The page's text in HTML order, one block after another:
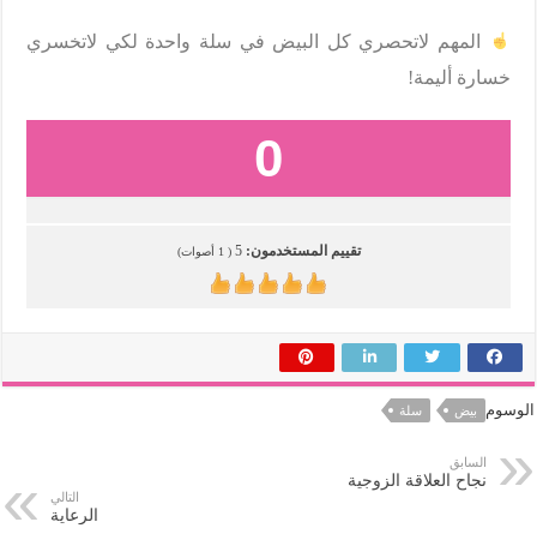
المهم لاتحصري كل البيض في سلة واحدة لكي لاتخسري
خسارة أليمة!
0
تقييم المستخدمون:5
(
1 أصوات)
الوسوم بيض سلة
السابق
نجاح العلاقة الزوجية
التالي
الرعاية